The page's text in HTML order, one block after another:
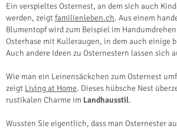
Ein verspieltes Osternest, an dem sich auch
werden, zeigtfamilienleben.ch. Aus einem
Blumentopf wird zum Beispiel im
Osterhase mit Kulleraugen, in dem auch einige
Auch andere Ideen zu Osternestern lassen sich
Wie man ein Leinensäckchen zum Osternest
zeigt Living at Home. Dieses hübsche Nest
rustikalen Charme im Landhausstil.
Wussten Sie eigentlich, dass man Osternester